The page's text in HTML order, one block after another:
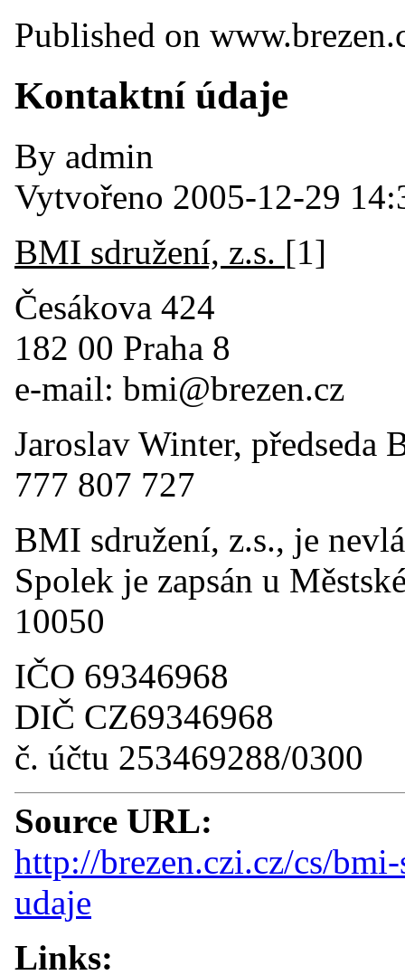
Published on
Kontaktní údaje
By admin
Vytvořeno 2005-12-29
BMI sdružení, z.s. [1]
Česákova 424
182 00 Praha 8
e-mail: bmi@brezen.cz
Jaroslav Winter, předseda
777 807 727
BMI sdružení, z.s., je
Spolek je zapsán u
10050
IČO 69346968
DIČ CZ69346968
č. účtu 253469288/0300
Source URL:
http://brezen.czi.cz/cs/
udaje
Links: